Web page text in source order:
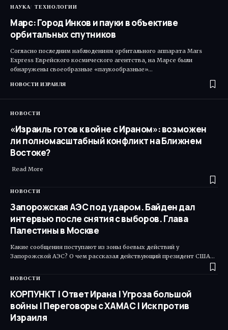
НАУКА ТЕХНОЛОГИИ
Марс: Город Инков и пауки в объективе
орбитальных спутников
Согласно последним наблюдениям орбитального аппарата Mars
Express Еврейского космического агентства, на Марсе были
обнаружены своеобразные «паукообразные»…
НОВОСТИ ИЗРАИЛЯ
НОВОСТИ
«Израиль готов к войне с Ираном»: возможен
ли полномасштабный конфликт на Ближнем
Востоке?
Read More ​
НОВОСТИ
Запорожская АЭС под ударом. Байден дал
интервью после снятия с выборов. Глава
Палестины в Москве
Какие сообщения поступают из зоны боевых действий у
Запорожской АЭС? О чем рассказал действующий президент США…
НОВОСТИ
КОРПУНКТ | Ответ Ирана | Угроза большой
войны | Переговоры с ХАМАС | Иск против
Израиля